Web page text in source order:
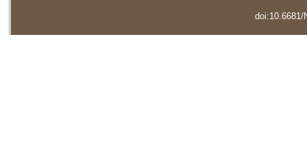
doi:10.6681/